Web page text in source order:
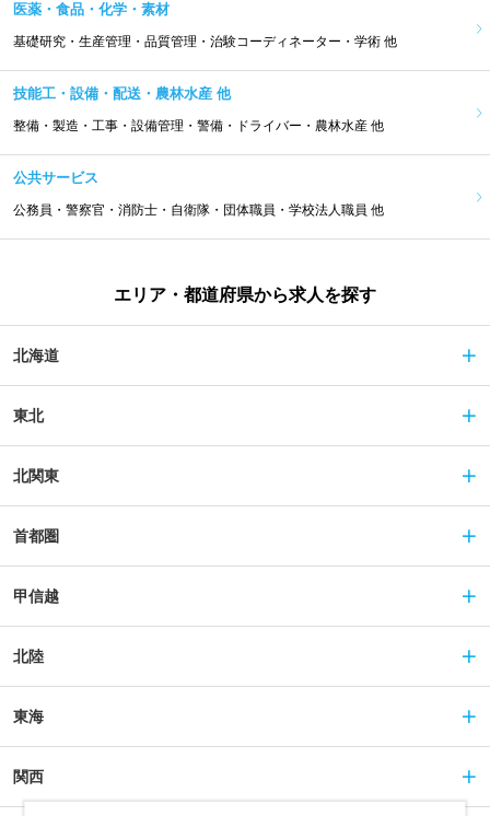
医薬・食品・化学・素材
基礎研究・生産管理・品質管理・治験コーディネーター・学術 他
技能工・設備・配送・農林水産 他
整備・製造・工事・設備管理・警備・ドライバー・農林水産 他
公共サービス
公務員・警察官・消防士・自衛隊・団体職員・学校法人職員 他
エリア・都道府県から求人を探す
北海道
東北
北関東
首都圏
甲信越
北陸
東海
関西